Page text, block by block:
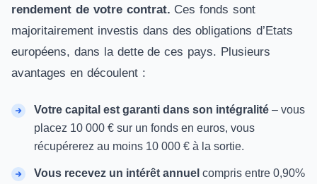
rendement de votre contrat. Ces fonds sont
majoritairement investis dans des obligations d’Etats
européens, dans la dette de ces pays. Plusieurs
avantages en découlent :
Votre capital est garanti dans son intégralité – vous
placez 10 000 € sur un fonds en euros, vous
récupérerez au moins 10 000 € à la sortie.
Vous recevez un intérêt annuel compris entre 0,90%